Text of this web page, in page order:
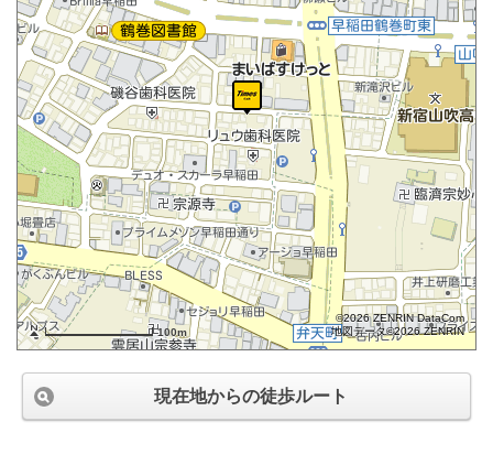
100m
©2026 ZENRIN DataCom
地図データ©2026 ZENRIN
現在地からの徒歩ルート